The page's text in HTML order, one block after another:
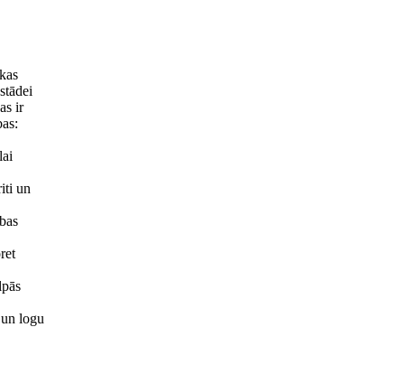
ir
un
logu